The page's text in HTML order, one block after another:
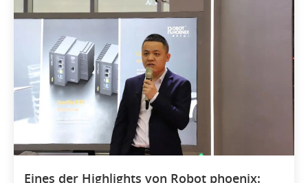
Eines der Highlights von Robot phoenix: